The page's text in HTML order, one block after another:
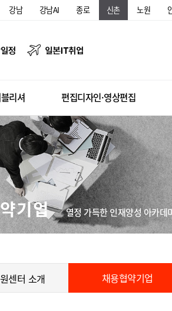
강남 강남AI 종로 신촌 노원
리셔 편집디자인·영상편집
기업 열정 가득한 인재양성 아카데
센터 소개 채용협약기업